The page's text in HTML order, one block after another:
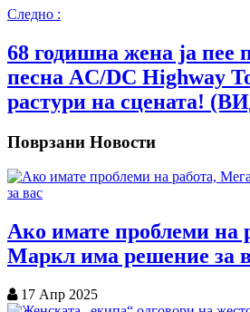
Следно :
68 годишна жена ја пее
песна AC/DC Highway
растури на сцената!
Поврзани Новости
Ако имате проблеми на
Маркл има решение за
17 Апр 2025